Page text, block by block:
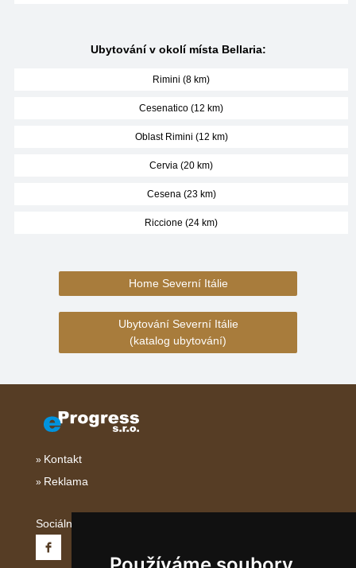
Ubytování v okolí místa Bellaria:
Rimini (8 km)
Cesenatico (12 km)
Oblast Rimini (12 km)
Cervia (20 km)
Cesena (23 km)
Riccione (24 km)
Home Severní Itálie
Ubytování Severní Itálie
(katalog ubytování)
Kontakt
Reklama
Sociální sítě: